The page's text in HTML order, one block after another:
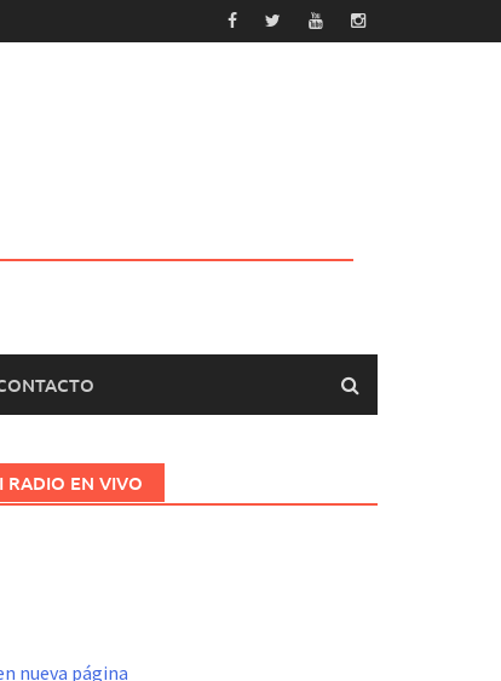
RADIO EN VIVO
nueva página